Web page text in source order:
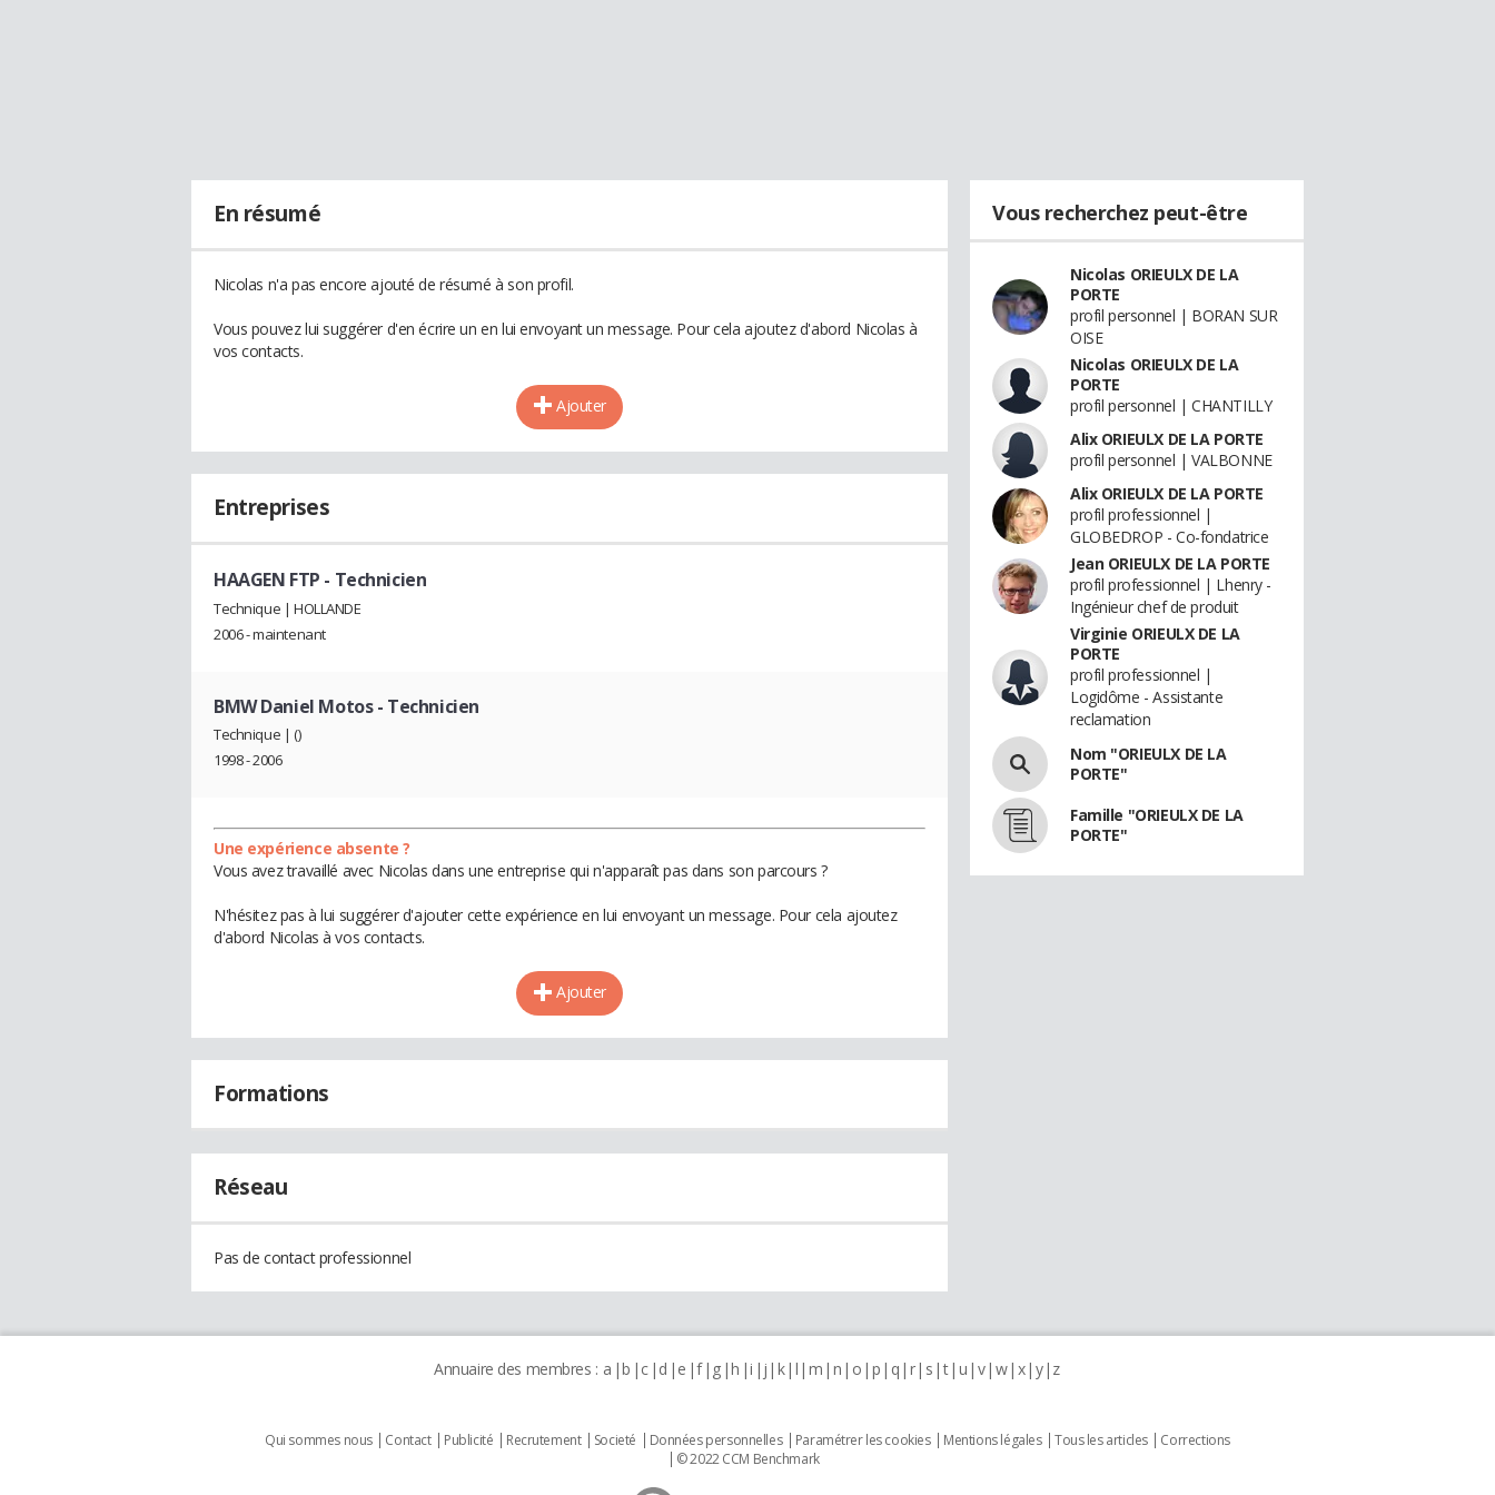
En résumé
Nicolas n'a pas encore ajouté de résumé à son profil.
Vous pouvez lui suggérer d'en écrire un en lui envoyant un message. Pour cela ajoutez d'abord Nicolas à
vos contacts.
Ajouter
Entreprises
HAAGEN FTP - Technicien
Technique | HOLLANDE
2006 - maintenant
BMW Daniel Motos- Technicien
Technique | ()
1998 - 2006
Une expérience absente ?
Vous avez travaillé avec Nicolas dans une entreprise qui n'apparaît pas dans son parcours ?
N'hésitez pas à lui suggérer d'ajouter cette expérience en lui envoyant un message. Pour cela ajoutez
d'abord Nicolas à vos contacts.
Ajouter
Formations
Réseau
Pas de contact professionnel
Vous recherchez peut-être
Nicolas ORIEULX DE LA
PORTE
profil personnel | BORAN SUR
OISE
Nicolas ORIEULX DE LA
PORTE
profil personnel | CHANTILLY
Alix ORIEULX DE LA PORTE
profil personnel | VALBONNE
Alix ORIEULX DE LA PORTE
profil professionnel |
GLOBEDROP - Co-fondatrice
Jean ORIEULX DE LA PORTE
profil professionnel | Lhenry -
Ingénieur chef de produit
Virginie ORIEULX DE LA
PORTE
profil professionnel |
Logidôme - Assistante
reclamation
Nom "ORIEULX DE LA
PORTE"
Famille "ORIEULX DE LA
PORTE"
Annuaire des membres : a b c d e f g h i j k l m n o p q r s t u v w x y z
Qui sommes nous Contact Publicité Recrutement Societé Données personnelles Paramétrer les cookies Mentions légales Tous les articles
Corrections
© 2022 CCM Benchmark